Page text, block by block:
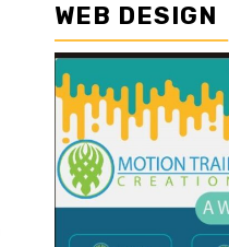
WEB DESIGN